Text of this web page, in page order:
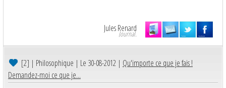
Jules Renard
Journal.
[2] | Philosophique | Le 30-08-2012 | Qu'importe ce que je fais !
Demandez-moi ce que je...